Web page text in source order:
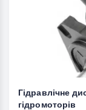
Гідравлічне
гідромоторів